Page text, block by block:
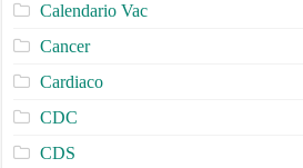
Calendario Vac
Cancer
Cardiaco
CDC
CDS